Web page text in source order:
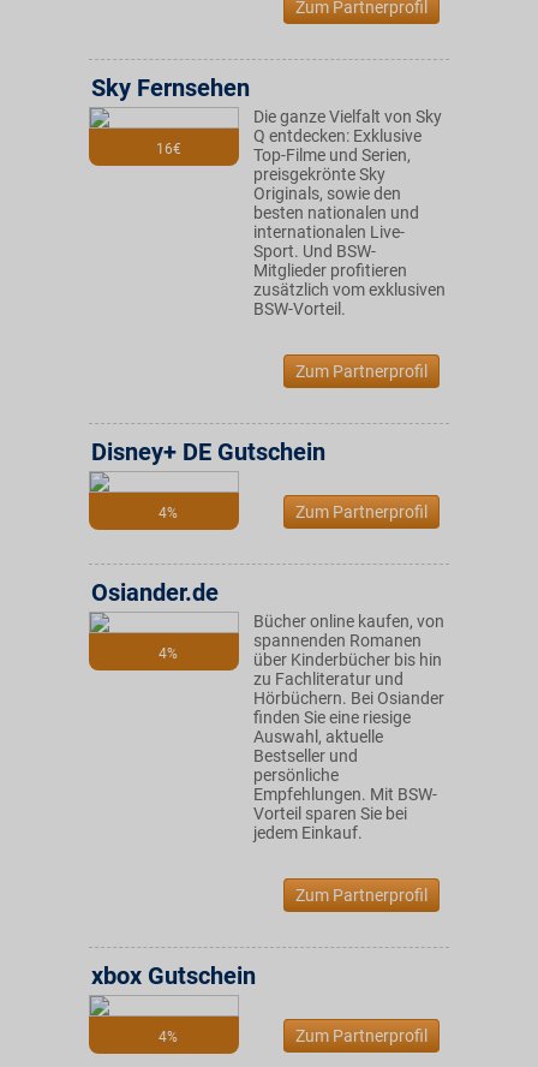
Zum Partnerprofil
16€
Sky Fernsehen
Die ganze Vielfalt von Sky
Q entdecken: Exklusive
Top-Filme und Serien,
preisgekrönte Sky
Originals, sowie den
besten nationalen und
internationalen Live-
Sport. Und BSW-
Mitglieder profitieren
zusätzlich vom exklusiven
BSW-Vorteil.
Zum Partnerprofil
4%
Disney+ DE Gutschein
Zum Partnerprofil
4%
Osiander.de
Bücher online kaufen, von
spannenden Romanen
über Kinderbücher bis hin
zu Fachliteratur und
Hörbüchern. Bei Osiander
finden Sie eine riesige
Auswahl, aktuelle
Bestseller und
persönliche
Empfehlungen. Mit BSW-
Vorteil sparen Sie bei
jedem Einkauf.
Zum Partnerprofil
4%
xbox Gutschein
Zum Partnerprofil